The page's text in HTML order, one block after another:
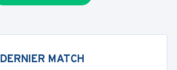
DERNIER MATCH